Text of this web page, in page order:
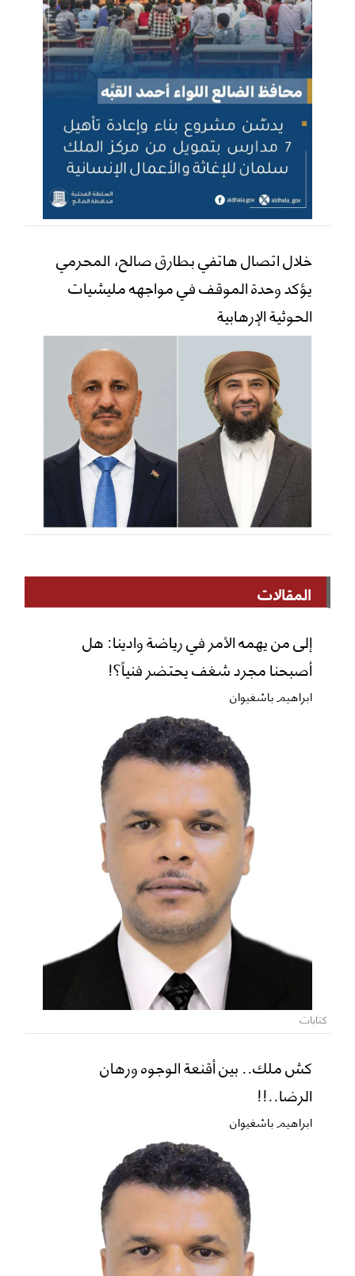
خلال اتصال هاتفي بطارق صالح، المحرمي
يؤكد وحدة الموقف في مواجهه مليشيات
الحوثية الإرهابية
المقالات
إلى من يهمه الأمر في رياضة وادينا: هل
أصبحنا مجرد شغف يحتضر فنياً؟!
ابراهيم باشغيوان
كتابات
كش ملك.. بين أقنعة الوجوه ورهان
الرضا..!!
ابراهيم باشغيوان